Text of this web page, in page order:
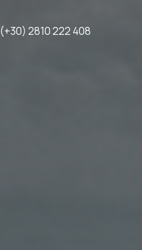
(+30) 2810 222 408